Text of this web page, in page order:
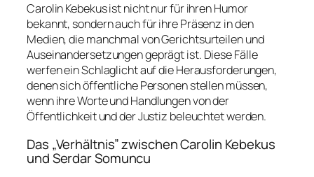
Carolin Kebekus ist nicht nur für ihren Humor
bekannt, sondern auch für ihre Präsenz in den
Medien, die manchmal von Gerichtsurteilen und
Auseinandersetzungen geprägt ist. Diese Fälle
werfen ein Schlaglicht auf die Herausforderungen,
denen sich öffentliche Personen stellen müssen,
wenn ihre Worte und Handlungen von der
Öffentlichkeit und der Justiz beleuchtet werden.
Das „Verhältnis” zwischen Carolin Kebekus
und Serdar Somuncu